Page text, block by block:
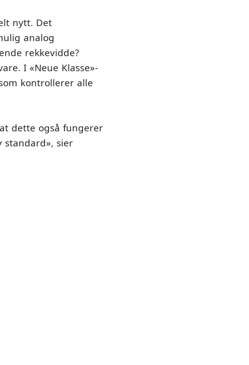
nytt. Det
analog
rekkevidde?
I «Neue Klasse»-
kontrollerer alle
dette også fungerer
standard», sier